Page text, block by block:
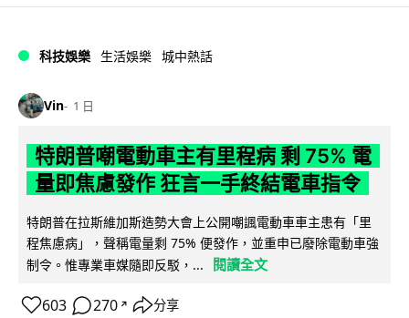
科技娛樂 生活娛樂 城中熱話
Vin 1 日
特朗普嘲電動車主有里程病 剩 75% 電
量即焦慮發作 狂言一手終結電車指令
特朗普在拉斯維加斯造勢大會上公開嘲諷電動車車主患有「里
程焦慮病」，聲稱電量剩 75% 便發作，並重申已廢除電動車強
制令。惟專業車媒隨即反駁，...
閱讀全文
603 270 ↗ 分享